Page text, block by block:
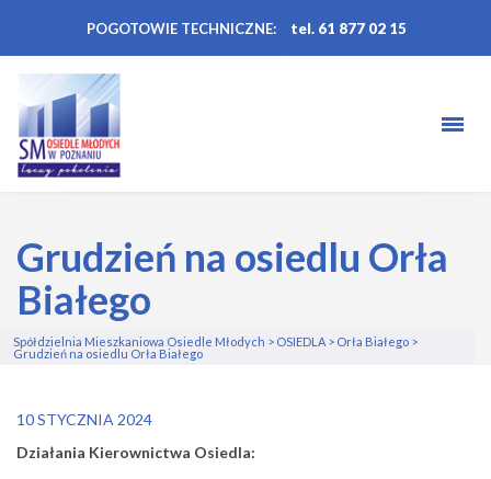
POGOTOWIE TECHNICZNE: tel. 61 877 02 15
Grudzień na osiedlu Orła
Białego
Spółdzielnia Mieszkaniowa Osiedle Młodych > OSIEDLA > Orła Białego >
Grudzień na osiedlu Orła Białego
10 STYCZNIA 2024
Działania Kierownictwa Osiedla: